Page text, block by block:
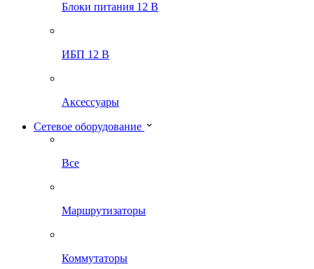
Блоки питания 12 В
ИБП 12 В
Аксессуары
Сетевое оборудование
Все
Маршрутизаторы
Коммутаторы